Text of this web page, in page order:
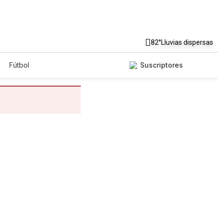
82°Lluvias dispersas
Fútbol Suscriptores